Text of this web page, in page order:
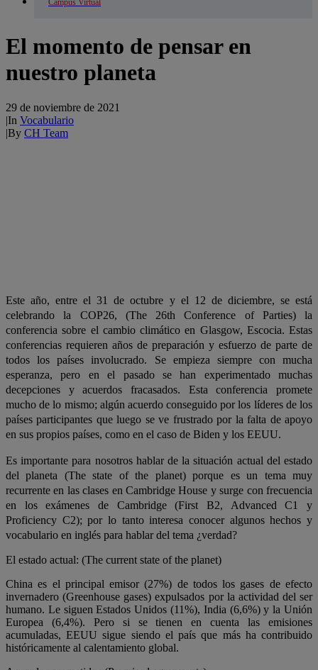
Campus Virtual
El momento de pensar en
nuestro planeta
29 de noviembre de 2021
|In Vocabulario
|By CH Team
Este año, entre el 31 de octubre y el 12 de diciembre, se está
celebrando la COP26, (The 26th Conference of Parties) la
conferencia sobre el cambio climático en Glasgow, Escocia. Estas
conferencias requieren años de preparación y esfuerzo de parte de
todos los países involucrado. Se empieza siempre con mucha
esperanza, pero en el pasado se han experimentado muchas
decepciones y acuerdos fracasados. Esta conferencia promete
mucho de lo mismo; algún acuerdo conseguido por los líderes de los
países participantes que luego se ve frustrado por la falta de apoyo
en sus propios países, como en el caso de Biden y los EEUU.
Es importante para nosotros hablar de la situación actual del estado
del planeta (The state of the planet) porque es un tema muy
recurrente en las clases en Cambridge House y surge con frecuencia
en los exámenes de Cambridge (First B2, Advanced C1 y
Proficiency C2); por lo tanto interesa conocer algunos hechos y
vocabulario en inglés para hablar del tema ¿verdad?
El estado actual: (The current state of the planet)
China es el principal emisor (27%) de todos los gases de efecto
invernadero (Greenhouse gases) expulsados por la actividad del ser
humano. Le siguen Estados Unidos (11%), India (6,6%) y la Unión
Europea (6,4%). Pero si se tienen en cuenta las emisiones
acumuladas, EEUU sigue siendo el país que más ha contribuido
históricamente al calentamiento global.